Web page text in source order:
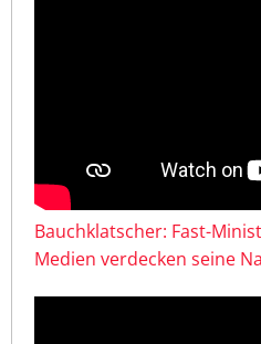
Bauchklatscher: Fast-
Medien verdecken seine